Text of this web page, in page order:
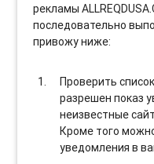
рекламы
последовательно
привожу ниже:
Проверить
разрешен показ
неизвестные
Кроме того
уведомления в